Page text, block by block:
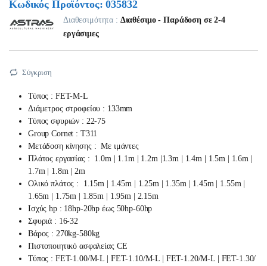
Κωδικός Προϊόντος: 035832
Διαθεσιμότητα : Διαθέσιμο - Παράδοση σε 2-4
εργάσιμες
Σύγκριση
Τύπος : FET-M-L
Διάμετρος στροφείου : 133mm
Τύπος σφυριών : 22-75
Group Cornet : Τ311
Μετάδοση κίνησης : Με ιμάντες
Πλάτος εργασίας : 1.0m | 1.1m | 1.2m |1.3m | 1.4m | 1.5m | 1.6m |
1.7m | 1.8m | 2m
Ολικό πλάτος : 1.15m | 1.45m | 1.25m | 1.35m | 1.45m | 1.55m |
1.65m | 1.75m | 1.85m | 1.95m | 2.15m
Ισχύς hp : 18hp-20hp έως 50hp-60hp
Σφυριά : 16-32
Βάρος : 270kg-580kg
Πιστοποιητικό ασφαλείας CE
Τύπος : FET-1.00/Μ-L | FET-1.10/Μ-L | FET-1.20/Μ-L | FET-1.30/